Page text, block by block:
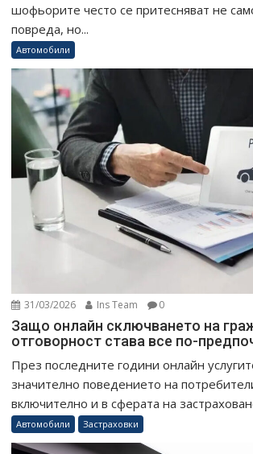
шофьорите често се притесняват не
повреда, но...
Автомобили
31/03/2026 Ins Team 0
Защо онлайн сключването на
отговорност става все по-
През последните години онлайн
значително поведението на
включително и в сферата на
Автомобили Застраховки